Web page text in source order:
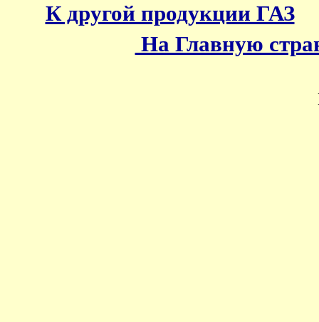
К другой продукции ГАЗ
На Главную